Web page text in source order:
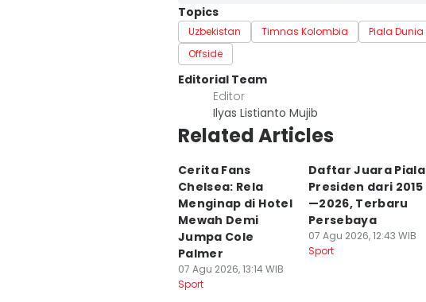
Topics
Uzbekistan Timnas Kolombia Piala Dunia
Offside
Editorial Team
Editor
Ilyas Listianto Mujib
Related Articles
Cerita Fans
Chelsea: Rela
Menginap di Hotel
Mewah Demi
Jumpa Cole
Palmer
07 Agu 2026, 13:14 WIB
Sport
Daftar Juara Piala
Presiden dari 2015
—2026, Terbaru
Persebaya
07 Agu 2026, 12:43 WIB
Sport